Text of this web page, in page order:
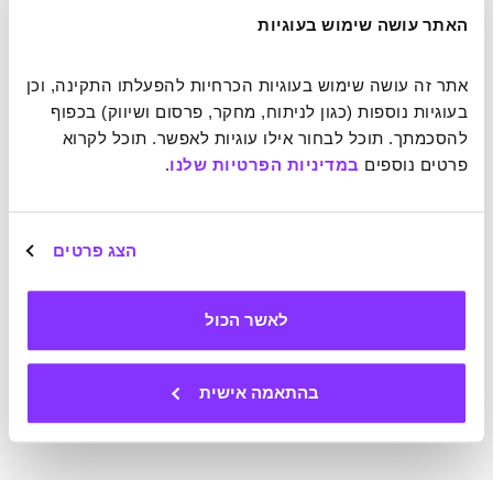
האתר עושה שימוש בעוגיות
פרטים נוספים במדיניות הפרטיות שלנו.
הצג פרטים
לאשר הכול
בהתאמה אישית
קודם באמצעות עיצוב מחוכם שגורר אותנו להישאב הלאה
ובפעם השנייה כשלוקח לנו זמן רב לחזור לקו המחשבה ולהמשיך
בפעולות שאנו אמורים לעשות. כמו מכונית שצריכה לעבור מרחק
מסוים בנסיעה רצופה במהירות גבוהה, לעומת מרחק זהה בכביש
רצוף רמזורים שדורשים עצירות ותאוצה מחודשת.
פינה להם זמן לא מבוטל, אך היה לכך ערך מוסף – עלייה
להסיק על קשר של סיבה ותוצאה בין פינוי זמן ובין אושר. ייתכן
שמינון חשיפה נמוך יותר הוא שמילא את התפקיד הזה, גם אם
זאת, הקשר בין תחושת אושר ופינוי זמן אושש במקרה אחר, שבו
פינוי הזמן נעשה בטכניקה קצת שונה.